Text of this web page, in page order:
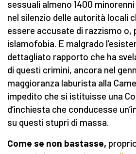
sessuali almeno 1400
nel silenzio delle autorità locali
essere accusate di razzismo o,
islamofobia. E malgrado
dettagliato rapporto che ha
di questi crimini, ancora nel
maggioranza laburista alla
impedito che si istituisse una
d’inchiesta che conducesse
su questi stupri di massa.
Come se non bastasse,